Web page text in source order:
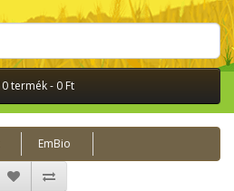
0 termék - 0 Ft
EmBio